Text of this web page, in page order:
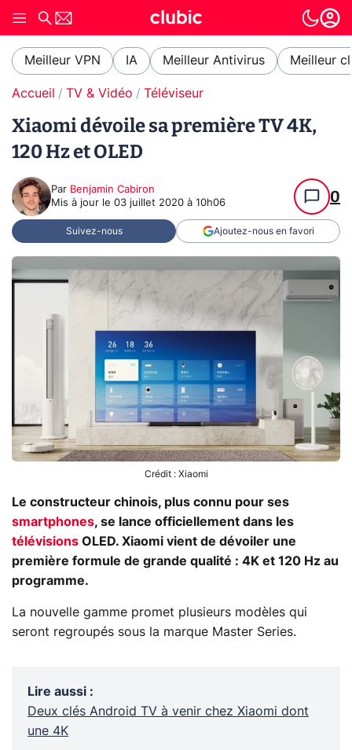
Meilleur VPN IA Meilleur Antivirus Meilleur
Accueil TV & Vidéo Téléviseur
Xiaomi dévoile sa première TV 4K,
120 Hz et OLED
Par Benjamin Cabiron
Mis à jour le 03 juillet 2020 à 10h06 0
Suivez-nous Ajoutez-nous en favori
Crédit : Xiaomi
Le constructeur chinois, plus connu pour ses
smartphones, se lance officiellement dans les
télévisions OLED. Xiaomi vient de dévoiler une
première formule de grande qualité : 4K et 120 Hz au
programme.
La nouvelle gamme promet plusieurs modèles qui
seront regroupés sous la marque Master Series.
Lire aussi :
Deux clés Android TV à venir chez Xiaomi dont
une 4K